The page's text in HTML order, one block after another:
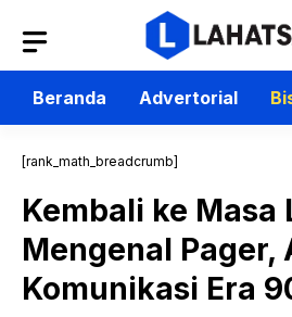
isi
Beranda
Advertorial
[rank_math_breadcrumb]
Kembali ke Masa
Mengenal Pager,
Komunikasi Era